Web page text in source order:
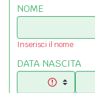
NOME
Inserisci il nome
DATA NASCITA